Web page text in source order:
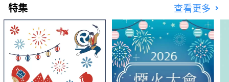
夜間8:00p.m~10:00p.m / 茶泡飯自助餐
特集 查看更多